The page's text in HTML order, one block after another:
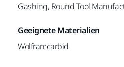
Gashing, Round Tool
Geeignete Materialien
Wolframcarbid